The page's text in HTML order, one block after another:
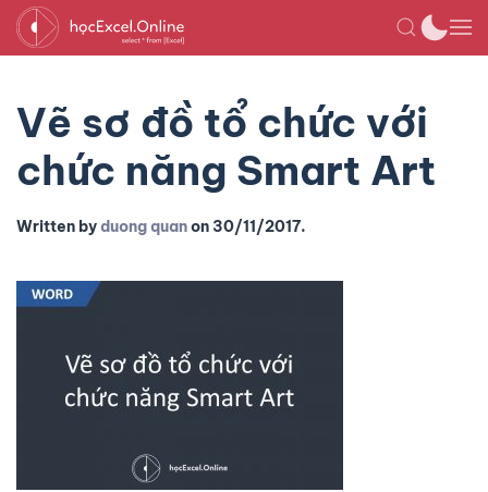
Vẽ sơ đồ tổ chức với
chức năng Smart Art
Written byduong quanon 30/11/2017.